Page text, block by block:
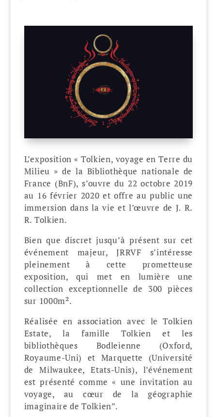
L’exposition « Tolkien, voyage en Terre du
Milieu » de la Bibliothèque nationale de
France (BnF), s’ouvre du 22 octobre 2019
au 16 février 2020 et offre au public une
immersion dans la vie et l’œuvre de J. R.
R. Tolkien.
Bien que discret jusqu’à présent sur cet
événement majeur, JRRVF s’intéresse
pleinement à cette prometteuse
exposition, qui met en lumière une
collection exceptionnelle de 300 pièces
sur 1000m².
Réalisée en association avec le Tolkien
Estate, la famille Tolkien et les
bibliothèques Bodleienne (Oxford,
Royaume-Uni) et Marquette (Université
de Milwaukee, Etats-Unis), l’événement
est présenté comme « une invitation au
voyage, au cœur de la géographie
imaginaire de Tolkien”.